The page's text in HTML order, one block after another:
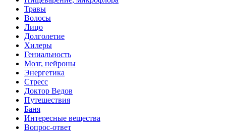
Травы
Волосы
Лицо
Долголетие
Хилеры
Гениальность
Мозг, нейроны
Энергетика
Стресс
Доктор Ведов
Путешествия
Баня
Интересные вещества
Вопрос-ответ